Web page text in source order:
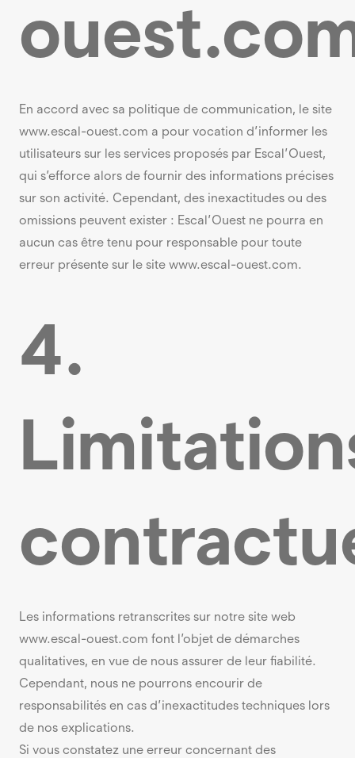
En accord avec sa politique de communication, le site
www.escal-ouest.com a pour vocation d’informer les
utilisateurs sur les services proposés par Escal’Ouest,
qui s’efforce alors de fournir des informations précises
sur son activité. Cependant, des inexactitudes ou des
omissions peuvent exister : Escal’Ouest ne pourra en
aucun cas être tenu pour responsable pour toute
erreur présente sur le site www.escal-ouest.com.
4.
Les informations retranscrites sur notre site web
www.escal-ouest.com font l’objet de démarches
qualitatives, en vue de nous assurer de leur fiabilité.
Cependant, nous ne pourrons encourir de
responsabilités en cas d’inexactitudes techniques lors
de nos explications.
Si vous constatez une erreur concernant des